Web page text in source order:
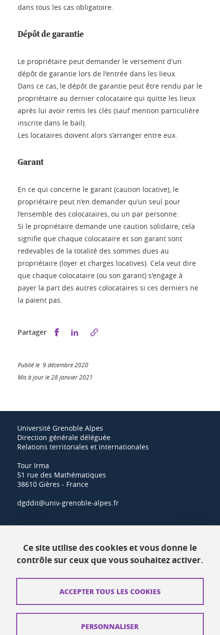
dans tous les cas obligatoire.
Dépôt de garantie
Le propriétaire peut demander le versement d'un
dépôt de garantie lors de l'entrée dans les lieux.
Dans ce cas, le dépôt de garantie peut être rendu par le
propriétaire au dernier colocataire qui quitte les lieux
après lui avoir remis les clés (sauf mention particulière
inscrite dans le bail).
Les locataires doivent alors s’arranger entre eux.
Garant
En ce qui concerne le garant (caution locative), le
propriétaire peut n’en demander qu’un seul pour
l’ensemble des colocataires, ou un par personne.
Si le propriétaire demande une caution solidaire, cela
signifie que chaque colocataire et son garant sont
redevables de la totalité des sommes dues au
propriétaire (loyer et charges locatives). Cela veut dire
que chaque colocataire (ou son garant) s'engage à
payer la part des autres colocataires si ces derniers ne
la paient pas.
Partager Partager sur Facebook
Partager sur LinkedIn
Publié le 9 décembre 2020
Mis à jour le 28 janvier 2021
Université Grenoble Alpes
Direction générale déléguée
Relations territoriales et internationales
Tour Irma
51 rue des Mathématiques
38610 Gières - France
dgddit@univ-grenoble-alpes.fr
Ressources
Contacts
Plans d'accès
Mentions légales
Ce site utilise des cookies et vous donne le
contrôle sur ceux que vous souhaitez activer.
ACCEPTER TOUS LES COOKIES
PERSONNALISER